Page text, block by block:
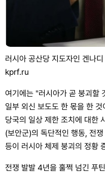
러시아 공산당 지도자인 겐나
kprf.ru
여기에는 "러시아가 곧 붕괴할
일부 외신 보도도 한 몫을 한
당국의 일상 제한 조치에 대한
(보안군)의 독단적인 행동, 전
등이 러시아 체제 붕괴의 정황
전쟁 발발 4년을 훌쩍 넘긴 푸